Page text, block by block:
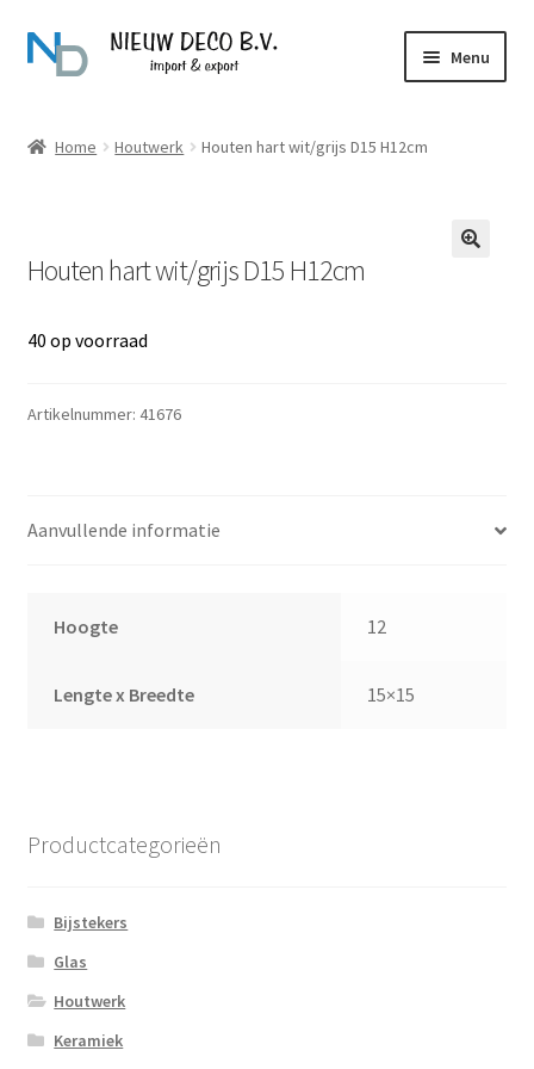
Ga
door
navigatie
Ga
naar
inhoud
Menu
Home Houtwerk Houten hart wit/grijs D15 H12cm
Houten hart wit/grijs D15 H12cm
40 op voorraad
Artikelnummer: 41676
Aanvullende informatie
Hoogte 12
Lengte x Breedte 15×15
Productcategorieën
Bijstekers
Glas
Houtwerk
Keramiek